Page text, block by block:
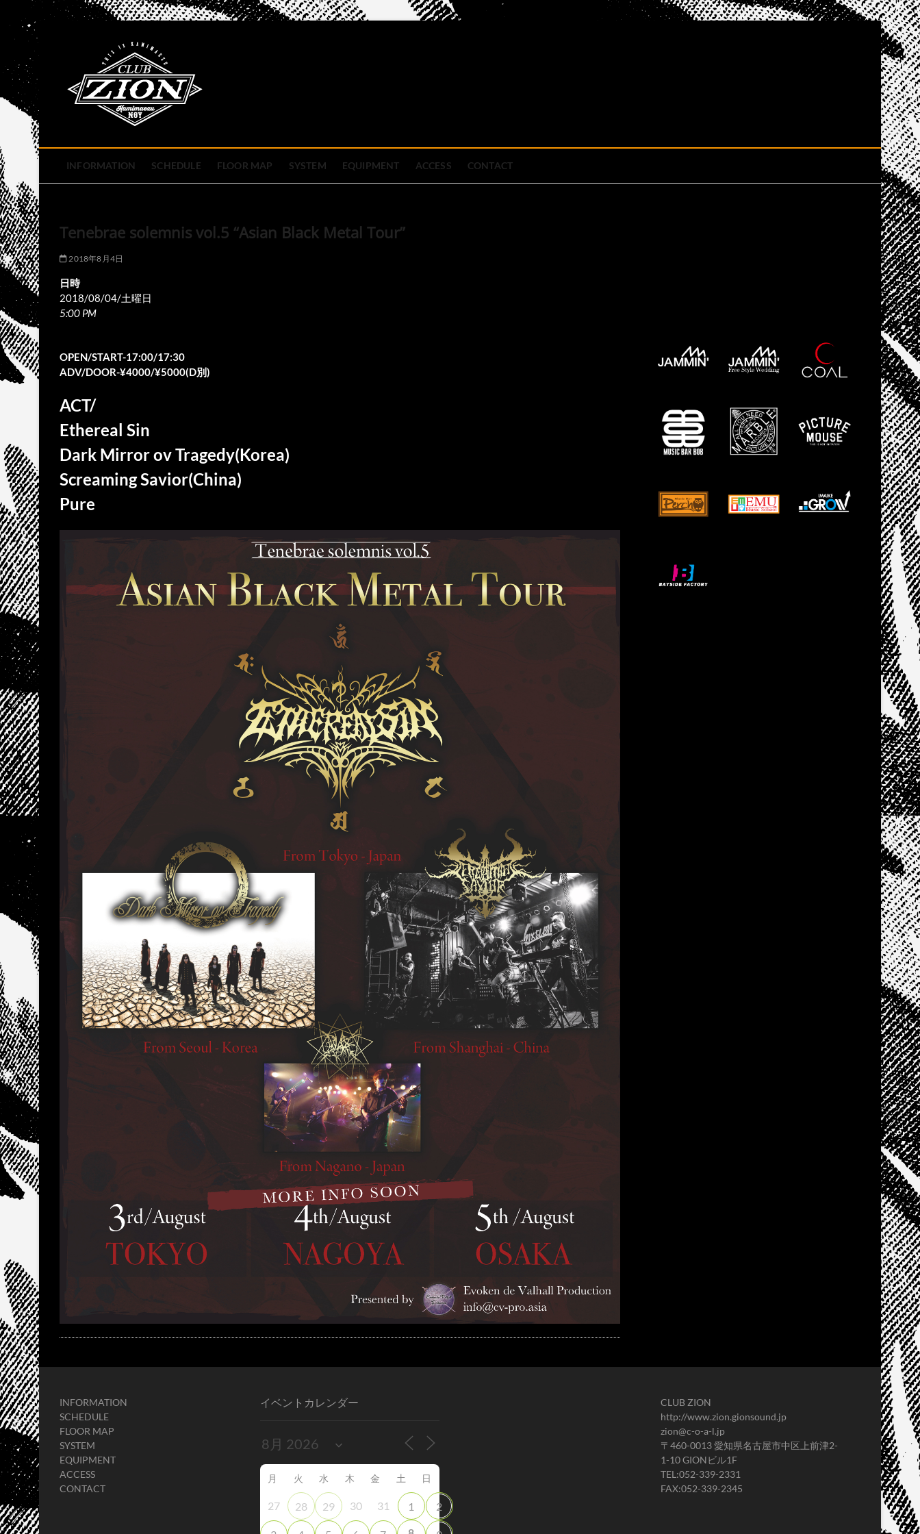
content
INFORMATION SCHEDULE FLOOR MAP SYSTEM EQUIPMENT ACCESS CONTACT
Tenebrae solemnis vol.5 “Asian Black Metal Tour”
2018年8月4日
日時
2018/08/04/土曜日
5:00 PM
OPEN/START-17:00/17:30
ADV/DOOR-¥4000/¥5000(D別)
ACT/
Ethereal Sin
Dark Mirror ov Tragedy(Korea)
Screaming Savior(China)
Pure
INFORMATION
SCHEDULE
FLOOR MAP
SYSTEM
EQUIPMENT
ACCESS
CONTACT
イベントカレンダー
月 火 水 木 金 土 日
27 28 29 30 31 1 2
CLUB ZION
http://www.zion.gionsound.jp
zion@c-o-a-l.jp
〒460-0013 愛知県名古屋市中区上前津2-
1-10 GIONビル1F
TEL:052-339-2331
FAX:052-339-2345